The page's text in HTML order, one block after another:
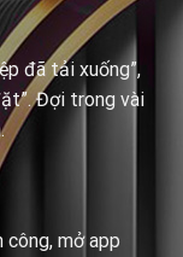
đã tải xuống”,
Đợi trong vài
mở app